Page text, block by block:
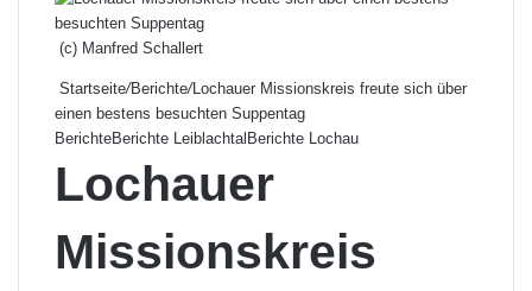
(c) Manfred Schallert
Startseite/Berichte/Lochauer Missionskreis freute sich über
einen bestens besuchten Suppentag
BerichteBerichte Leiblachtal Berichte Lochau
Lochauer
Missionskreis